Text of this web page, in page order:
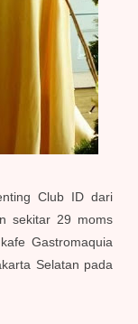
Club ID dari
sekitar 29 moms
Gastromaquia
Selatan pada